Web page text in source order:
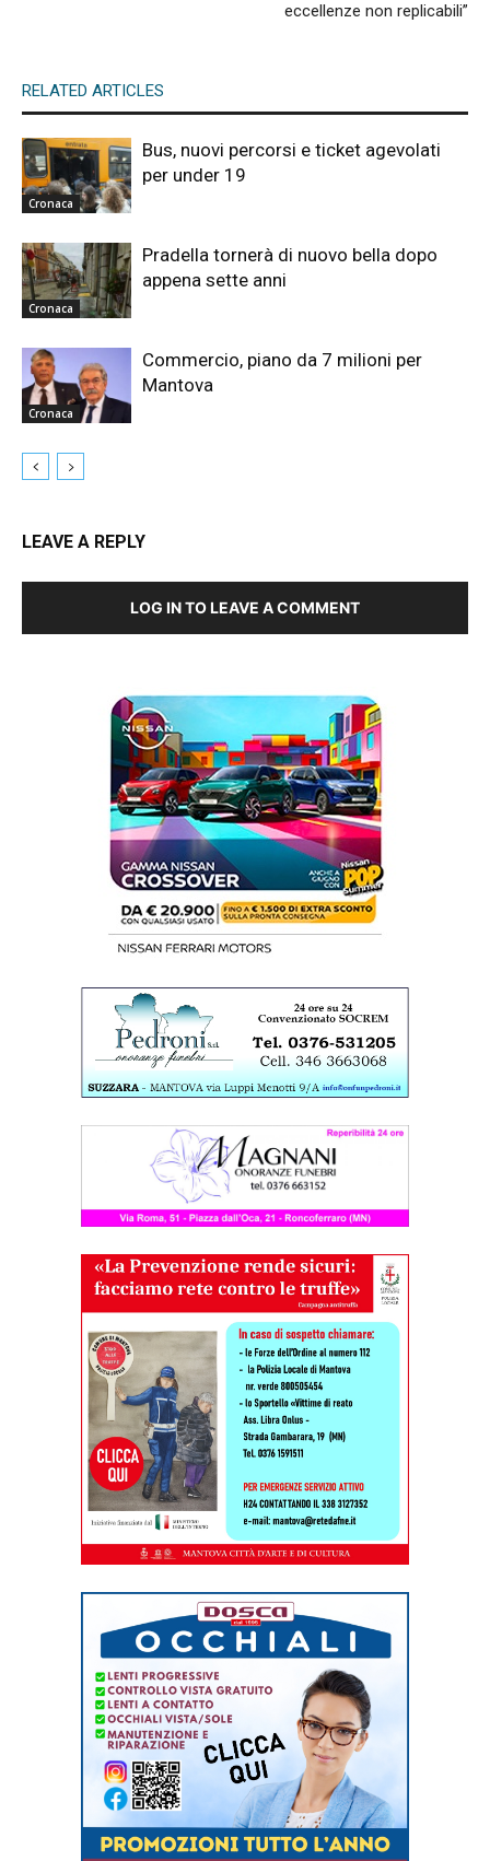
eccellenze non replicabili”
RELATED ARTICLES
Cronaca
Bus, nuovi percorsi e ticket agevolati
per under 19
Cronaca
Pradella tornerà di nuovo bella dopo
appena sette anni
Cronaca
Commercio, piano da 7 milioni per
Mantova
LEAVE A REPLY
LOG IN TO LEAVE A COMMENT